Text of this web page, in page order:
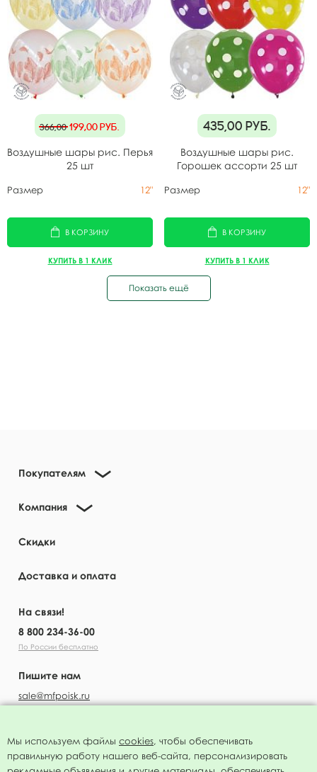
366,00199,00руб.
Воздушные шары рис. Перья
25 шт
Размер 12"
В КОРЗИНУ
КУПИТЬ В 1 КЛИК
435,00 руб.
Воздушные шары рис.
Горошек ассорти 25 шт
Размер 12"
В КОРЗИНУ
КУПИТЬ В 1 КЛИК
Показать ещё
Покупателям
Компания
Скидки
Доставка и оплата
На связи!
8 800 234-36-00
По России бесплатно
Пишите нам
sale@mfpoisk.ru
УЗНАВАЙТЕ ПЕРВЫМИ О НОВОСТЯХ
Мы используем файлы cookies, чтобы обеспечивать
правильную работу нашего веб-сайта, персонализировать